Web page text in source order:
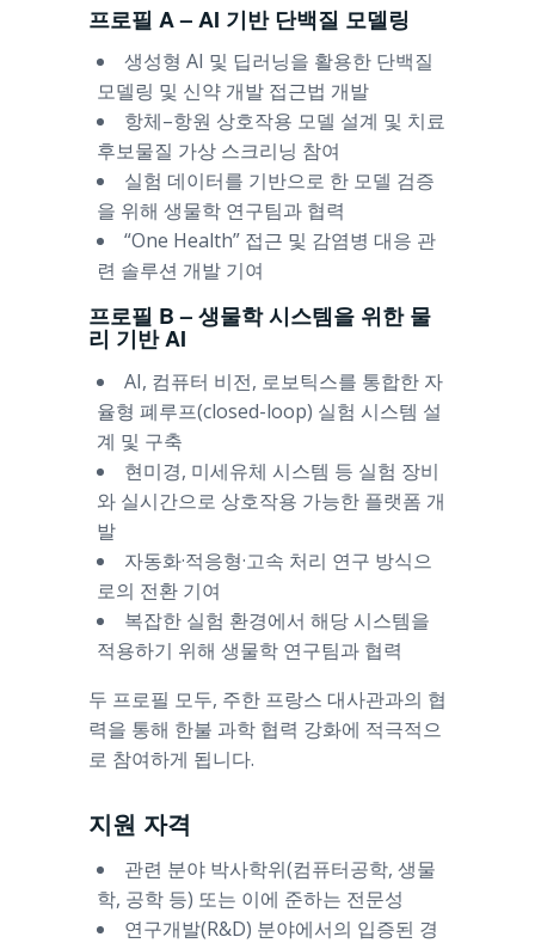
프로필 A – AI 기반 단백질 모델링
생성형 AI 및 딥러닝을 활용한 단백질
모델링 및 신약 개발 접근법 개발
항체–항원 상호작용 모델 설계 및 치료
후보물질 가상 스크리닝 참여
실험 데이터를 기반으로 한 모델 검증
을 위해 생물학 연구팀과 협력
“One Health” 접근 및 감염병 대응 관
련 솔루션 개발 기여
프로필 B – 생물학 시스템을 위한 물
리 기반 AI
AI, 컴퓨터 비전, 로보틱스를 통합한 자
율형 폐루프(closed-loop) 실험 시스템 설
계 및 구축
현미경, 미세유체 시스템 등 실험 장비
와 실시간으로 상호작용 가능한 플랫폼 개
발
자동화·적응형·고속 처리 연구 방식으
로의 전환 기여
복잡한 실험 환경에서 해당 시스템을
적용하기 위해 생물학 연구팀과 협력
두 프로필 모두, 주한 프랑스 대사관과의 협
력을 통해 한불 과학 협력 강화에 적극적으
로 참여하게 됩니다.
지원 자격
관련 분야 박사학위(컴퓨터공학, 생물
학, 공학 등) 또는 이에 준하는 전문성
연구개발(R&D) 분야에서의 입증된 경